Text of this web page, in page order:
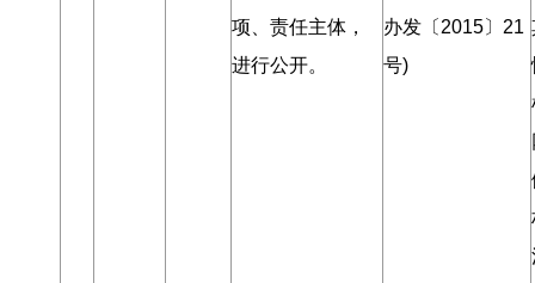
项、责任主体 ，
进行公开。
办发〔2015〕21
号)